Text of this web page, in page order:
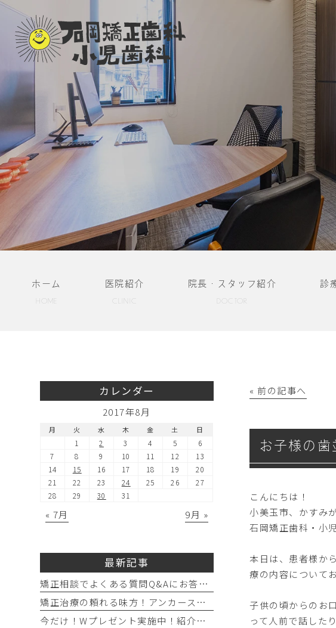
ホーム
HOME
医院紹介 院長・スタッフ紹介
DOCTOR
診
« 前の記事へ
お子様の
こんにちは！
小美玉市、かすみ
石岡矯正歯科・小
本日は、患者様か
療の内容について
子供の頃からのお
って人前で話した
カレンダー
2017年8月
月 火 水 木 金 土 日
1 2 3 4 5
6
7
8 9 10 11 12
13
14
15 16 17 18 19
20
21
22 23 24 25 26
27
28
29 30 31
« 7月 9月 »
最新記事
矯正相談でよくある質問Q&Aにお答えします！！！
矯正治療の頼れる味方！アンカースクリュー（ISA）ってどんなもの？
今だけ！Wプレゼント実施中！紹介キャンペーン開催♪